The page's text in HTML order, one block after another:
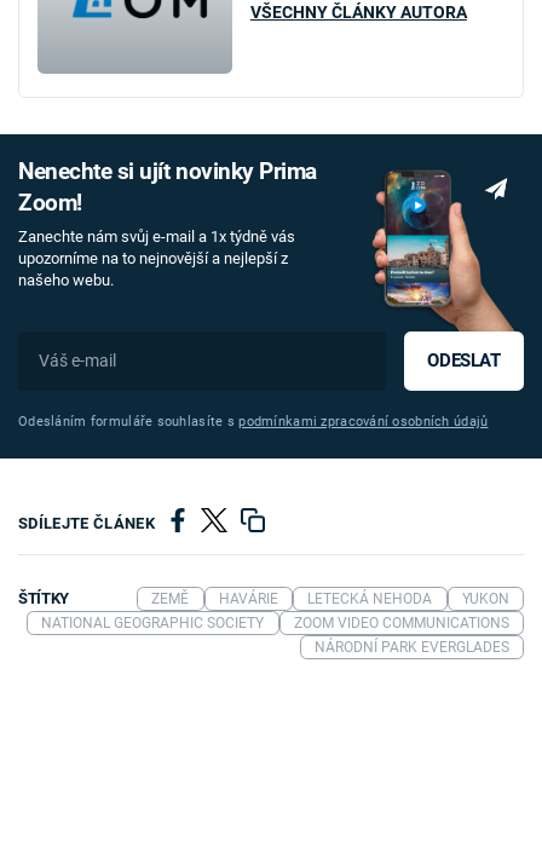
VŠECHNY ČLÁNKY AUTORA
Nenechte si ujít novinky Prima
Zoom!
Zanechte nám svůj e-mail a 1x týdně vás
upozorníme na to nejnovější a nejlepší z
našeho webu.
ODESLAT
Odesláním formuláře souhlasíte spodmínkami zpracování osobních údajů
SDÍLEJTE ČLÁNEK
ŠTÍTKY ZEMĚ HAVÁRIE LETECKÁ NEHODA
YUKON
NATIONAL GEOGRAPHIC SOCIETY
ZOOM VIDEO COMMUNICATIONS
NÁRODNÍ PARK EVERGLADES